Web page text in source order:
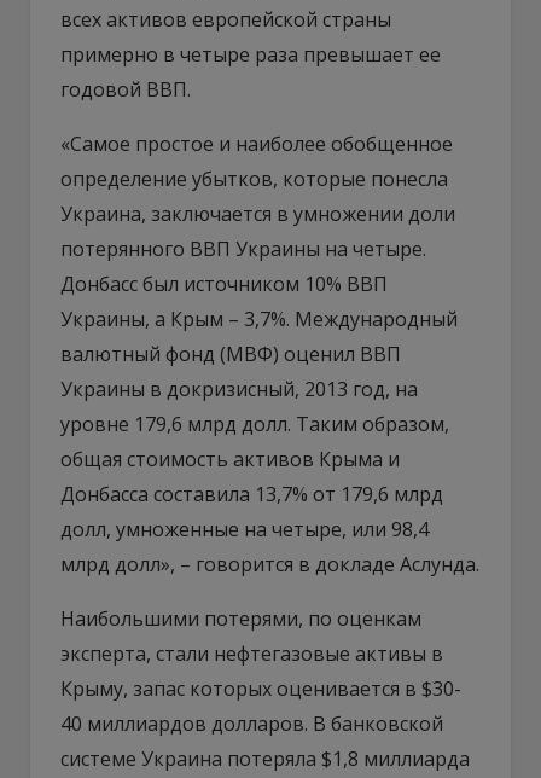
всех активов европейской страны
примерно в четыре раза превышает ее
годовой ВВП.
«Самое простое и наиболее обобщенное
определение убытков, которые понесла
Украина, заключается в умножении доли
потерянного ВВП Украины на четыре.
Донбасс был источником 10% ВВП
Украины, а Крым – 3,7%. Международный
валютный фонд (МВФ) оценил ВВП
Украины в докризисный, 2013 год, на
уровне 179,6 млрд долл. Таким образом,
общая стоимость активов Крыма и
Донбасса составила 13,7% от 179,6 млрд
долл, умноженные на четыре, или 98,4
млрд долл», – говорится в докладе Аслунда.
Наибольшими потерями, по оценкам
эксперта, стали нефтегазовые активы в
Крыму, запас которых оценивается в $30-
40 миллиардов долларов. В банковской
системе Украина потеряла $1,8 миллиарда